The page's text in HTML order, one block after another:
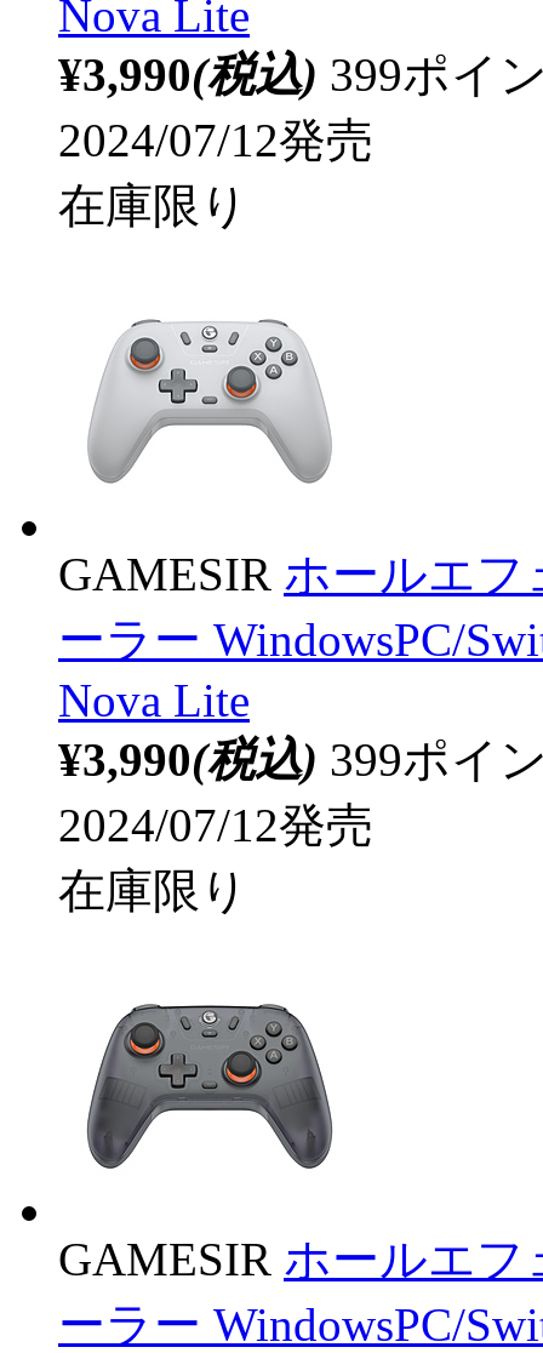
Nova Lite
¥3,990(税込) 399ポイ
2024/07/12発売
在庫限り
GAMESIR ホールエフ
ーラー WindowsPC/
Nova Lite
¥3,990(税込) 399ポイ
2024/07/12発売
在庫限り
GAMESIR ホールエフ
ーラー WindowsPC/